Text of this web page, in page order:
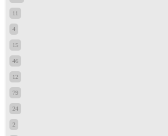
11
4
15
46
12
79
24
2